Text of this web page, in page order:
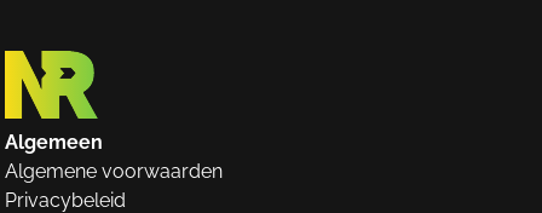
Algemeen
Algemene voorwaarden
Privacybeleid